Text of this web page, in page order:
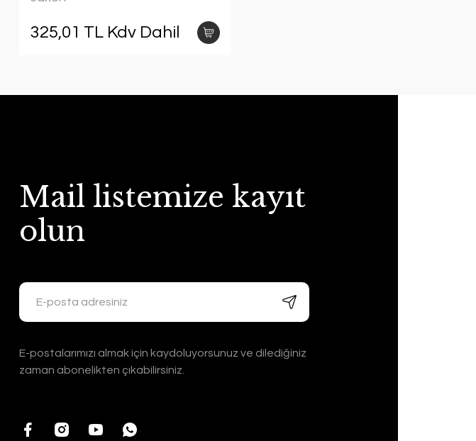
325,01 TL Kdv Dahil
Mail listemize kayıt
olun
E-postalarımızı almak için kaydoluyorsunuz ve dilediğiniz
zaman abonelikten çıkabilirsiniz.